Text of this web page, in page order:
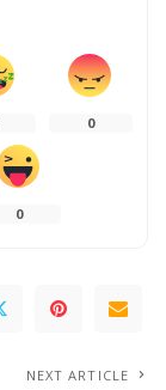
0
0
NEXT ARTICLE